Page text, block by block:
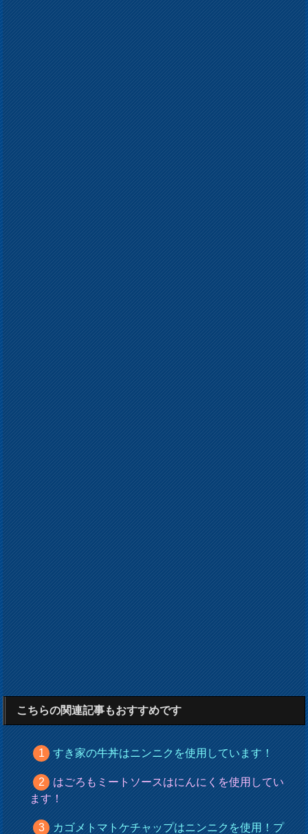
こちらの関連記事もおすすめです
すき家の牛丼はニンニクを使用しています！
はごろもミートソースはにんにくを使用してい
ます！
カゴメトマトケチャップはニンニクを使用！プ